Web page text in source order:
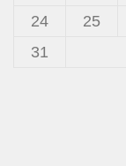
24
25
31